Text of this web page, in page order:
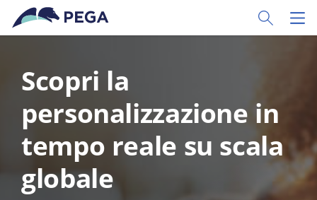
Vai direttamente al contenuto principale
Toggle
Scopri la
personalizzazione in
tempo reale su scala
globale